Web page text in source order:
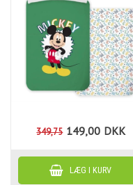
349,75 149,00 DKK